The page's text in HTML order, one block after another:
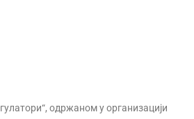
одржаном у организацији